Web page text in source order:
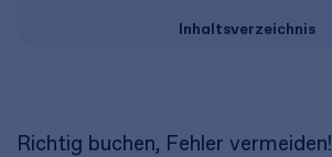
Inhaltsverzeichnis
Richtig buchen, Fehler vermeiden!